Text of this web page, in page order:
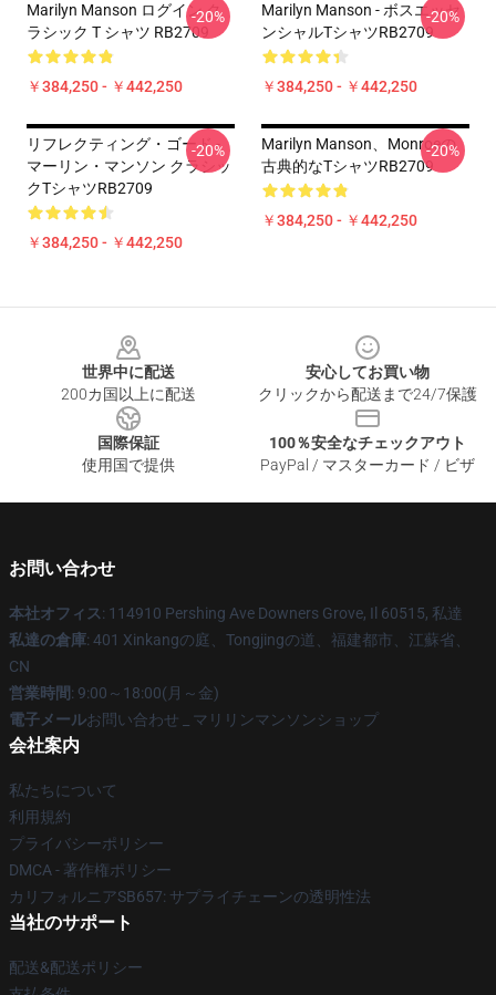
Marilyn Manson ログイン ク
ラシック T シャツ RB2709
￥384,250 - ￥442,250
-20%
Marilyn Manson - ボスエッセ
ンシャルTシャツRB2709
￥384,250 - ￥442,250
-20%
リフレクティング・ゴード -
マーリン・マンソン クラシッ
クTシャツRB2709
￥384,250 - ￥442,250
-20%
Marilyn Manson、Monroeの
古典的なTシャツRB2709
￥384,250 - ￥442,250
-20%
世界中に配送
200カ国以上に配送
安心してお買い物
クリックから配送まで24/7保護
国際保証
使用国で提供
100％安全なチェックアウト
PayPal / マスターカード / ビザ
お問い合わせ
本社オフィス: 114910 Pershing Ave Downers Grove, Il 60515, 私達
私達の倉庫: 401 Xinkangの庭、Tongjingの道、福建都市、江蘇省、
CN
営業時間: 9:00～18:00(月～金)
電子メールお問い合わせ _ マリリンマンソンショップ
会社案内
私たちについて
利用規約
プライバシーポリシー
DMCA - 著作権ポリシー
カリフォルニアSB657: サプライチェーンの透明性法
当社のサポート
配送&配送ポリシー